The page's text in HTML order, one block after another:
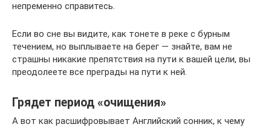
непременно справитесь.
Если во сне вы видите, как тонете в реке с бурным
течением, но выплываете на берег — знайте, вам не
страшны никакие препятствия на пути к вашей цели, вы
преодолеете все преграды на пути к ней.
Грядет период «очищения»
А вот как расшифровывает Английский сонник, к чему